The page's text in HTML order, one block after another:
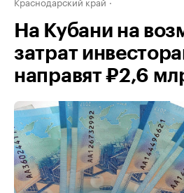
На Кубани на
затрат
направят ₽2,6